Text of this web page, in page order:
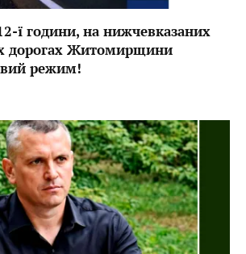
ї години, на нижчевказаних
дорогах Житомирщини
режим!